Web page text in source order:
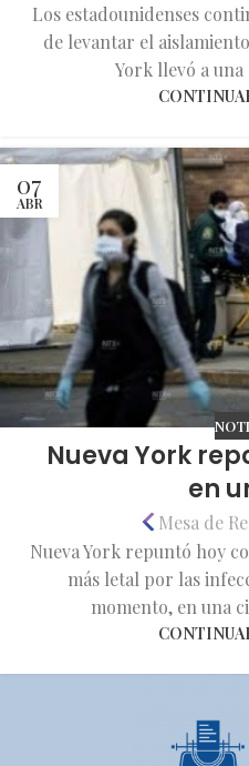
Los estadounidenses
de levantar el
York llevó a una
07
ABR
Nueva York
en
Mesa de
Nueva York repuntó hoy
más letal por las
momento, en una